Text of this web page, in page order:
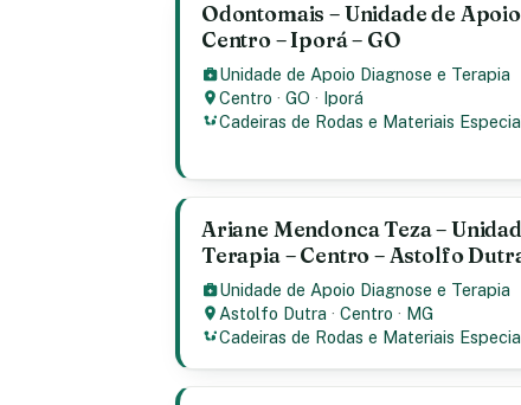
Odontomais – Unidade de
Centro – Iporá – GO
Unidade de Apoio Diagnose e Terapia
Centro ·GO · Iporá
Cadeiras de Rodas e Materiais
Ariane Mendonca Teza –
Terapia – Centro – Astolfo
Unidade de Apoio Diagnose e Terapia
Astolfo Dutra ·Centro · MG
Cadeiras de Rodas e Materiais